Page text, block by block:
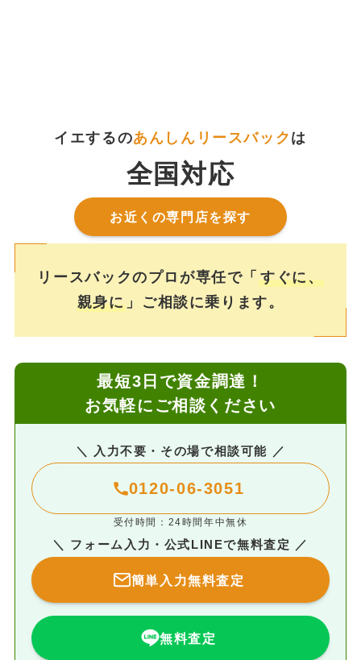
イエするのあんしんリースバック は
全国対応
お近くの専門店を探す
リースバックのプロが専任で「すぐに、
親身に 」ご相談に乗ります。
最短3日で資金調達！
お気軽にご相談ください
＼ 入力不要・その場で相談可能 ／
0120-06-3051
受付時間：24時間年中無休
＼ フォーム入力・公式LINEで無料査定 ／
簡単入力無料査定
無料査定